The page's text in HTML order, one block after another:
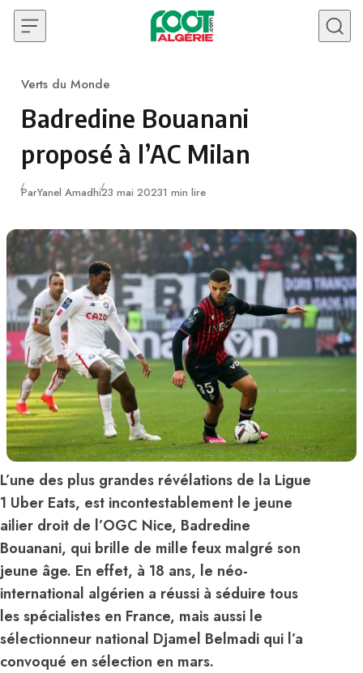
Skip to content
Category
Verts du Monde
Badredine Bouanani
proposé à l’AC Milan
ParYanel AmadhiPublié
23 mai 20231 min lire
L’une des plus grandes révélations de la Ligue
1 Uber Eats, est incontestablement le jeune
ailier droit de l’OGC Nice, Badredine
Bouanani, qui brille de mille feux malgré son
jeune âge. En effet, à 18 ans, le néo-
international algérien a réussi à séduire tous
les spécialistes en France, mais aussi le
sélectionneur national Djamel Belmadi qui l’a
convoqué en sélection en mars.